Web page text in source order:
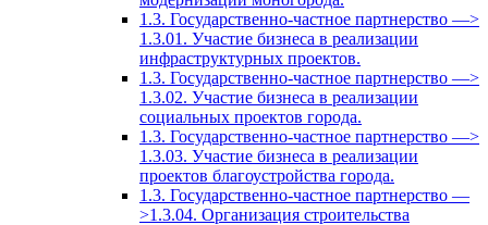
1.3. Государственно-частное партнерство —>
1.3.01. Участие бизнеса в реализации
инфраструктурных проектов.
1.3. Государственно-частное партнерство —>
1.3.02. Участие бизнеса в реализации
социальных проектов города.
1.3. Государственно-частное партнерство —>
1.3.03. Участие бизнеса в реализации
проектов благоустройства города.
1.3. Государственно-частное партнерство —
>1.3.04. Организация строительства